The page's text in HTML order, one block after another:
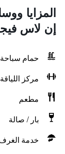
المزايا
إن لاس
حمام
مركز اللياقة
مطعم
بار / صالة
خدمة